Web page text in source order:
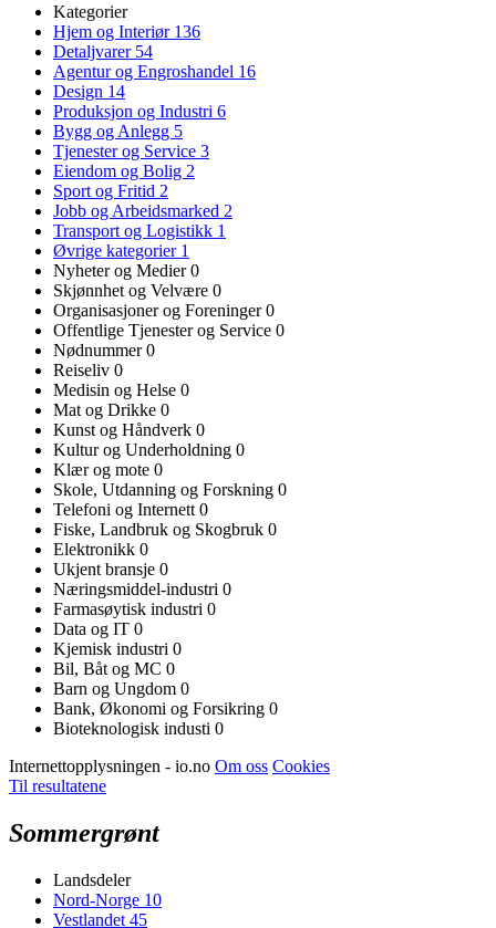
Kategorier
Hjem og Interiør 136
Detaljvarer 54
Agentur og Engroshandel 16
Design 14
Produksjon og Industri 6
Bygg og Anlegg 5
Tjenester og Service 3
Eiendom og Bolig 2
Sport og Fritid 2
Jobb og Arbeidsmarked 2
Transport og Logistikk 1
Øvrige kategorier 1
Nyheter og Medier0
Skjønnhet og Velvære 0
Organisasjoner og Foreninger0
Offentlige Tjenester og Service 0
Nødnummer0
Reiseliv 0
Medisin og Helse 0
Mat og Drikke 0
Kunst og Håndverk 0
Kultur og Underholdning 0
Klær og mote 0
Skole, Utdanning og Forskning 0
Telefoni og Internett 0
Fiske, Landbruk og Skogbruk 0
Elektronikk 0
Ukjent bransje 0
Næringsmiddel-industri 0
Farmasøytisk industri 0
Data og IT 0
Kjemisk industri 0
Bil, Båt og MC 0
Barn og Ungdom 0
Bank, Økonomi og Forsikring 0
Bioteknologisk industi 0
Internettopplysningen - io.no Om oss Cookies
Til resultatene
Sommergrønt
Landsdeler
Nord-Norge 10
Vestlandet 45